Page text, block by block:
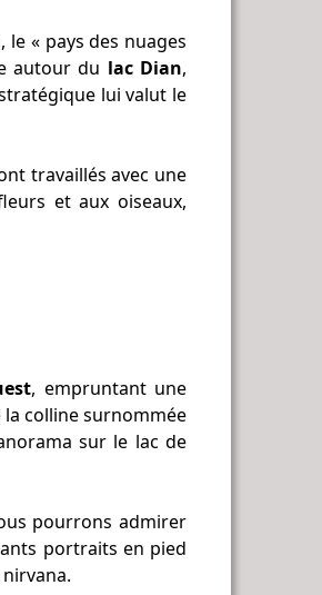
le « pays des nuages
autour du lac Dian,
lui valut le
travaillés avec une
et aux oiseaux,
, empruntant une
colline surnommée
sur le lac de
pourrons admirer
portraits en pied